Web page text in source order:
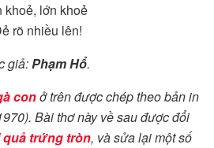
khoẻ, lớn khoẻ
rõ nhiều lên!
giả:Phạm Hổ.
conở trên được chép theo bản in
Bài thơ này về sau được đổi
trứng tròn, và sửa lại một số